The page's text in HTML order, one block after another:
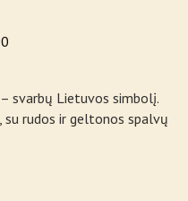
svarbų Lietuvos simbolį.
su rudos ir geltonos spalvų